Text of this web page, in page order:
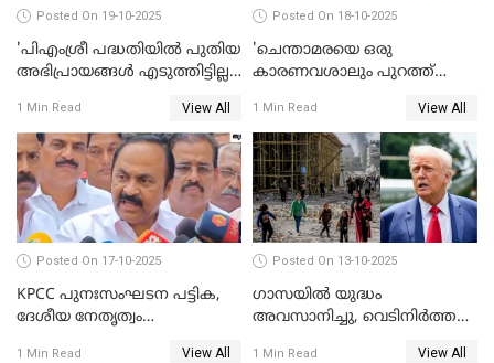
Posted On 19-10-2025
'പിഎംശ്രീ പദ്ധതിയില്‍ പുതിയ
അഭിപ്രായങ്ങള്‍ എടുത്തിട്ടില്ല';
1 Min Read View All
Posted On 18-10-2025
'ചെന്താമരയെ ഒരു
കാരണവശാലും പുറത്ത്
തങ്ങള്‍ക്ക് ഭയമാണ്';
സജിതയുടെ പെണ്‍മക്കള്‍
WATCH VIDEO
1 Min Read View All
Posted On 17-10-2025
KPCC പുനഃസംഘടന പട്ടിക,
ദേശീയ നേതൃത്വം
1 Min Read View All
Posted On 13-10-2025
ഗാസയില്‍ യുദ്ധം
അവസാനിച്ചു, വെടിനിര്‍ത്തല്‍
1 Min Read View All